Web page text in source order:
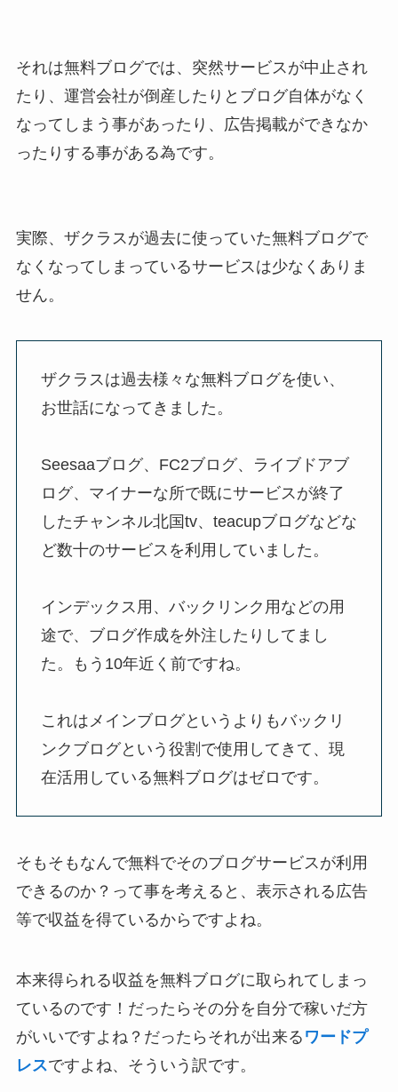
それは無料ブログでは、突然サービスが中止され
たり、運営会社が倒産したりとブログ自体がなく
なってしまう事があったり、広告掲載ができなか
ったりする事がある為です。
実際、ザクラスが過去に使っていた無料ブログで
なくなってしまっているサービスは少なくありま
せん。
ザクラスは過去様々な無料ブログを使い、
お世話になってきました。
Seesaaブログ、FC2ブログ、ライブドアブ
ログ、マイナーな所で既にサービスが終了
したチャンネル北国tv、teacupブログなどな
ど数十のサービスを利用していました。
インデックス用、バックリンク用などの用
途で、ブログ作成を外注したりしてまし
た。もう10年近く前ですね。
これはメインブログというよりもバックリ
ンクブログという役割で使用してきて、現
在活用している無料ブログはゼロです。
そもそもなんで無料でそのブログサービスが利用
できるのか？って事を考えると、表示される広告
等で収益を得ているからですよね。
本来得られる収益を無料ブログに取られてしまっ
ているのです！だったらその分を自分で稼いだ方
がいいですよね？だったらそれが出来る ワードプ
レスですよね、そういう訳です。